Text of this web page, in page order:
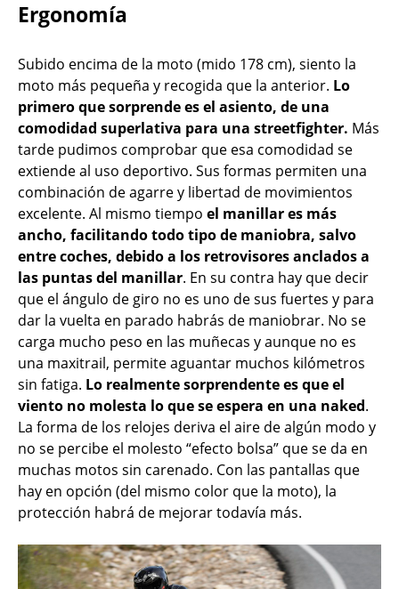
Ergonomía
Subido encima de la moto (mido 178 cm), siento la
moto más pequeña y recogida que la anterior. Lo
primero que sorprende es el asiento, de una
comodidad superlativa para una streetfighter. Más
tarde pudimos comprobar que esa comodidad se
extiende al uso deportivo. Sus formas permiten una
combinación de agarre y libertad de movimientos
excelente. Al mismo tiempo el manillar es más
ancho, facilitando todo tipo de maniobra, salvo
entre coches, debido a los retrovisores anclados a
las puntas del manillar. En su contra hay que decir
que el ángulo de giro no es uno de sus fuertes y para
dar la vuelta en parado habrás de maniobrar. No se
carga mucho peso en las muñecas y aunque no es
una maxitrail, permite aguantar muchos kilómetros
sin fatiga. Lo realmente sorprendente es que el
viento no molesta lo que se espera en una naked.
La forma de los relojes deriva el aire de algún modo y
no se percibe el molesto “efecto bolsa” que se da en
muchas motos sin carenado. Con las pantallas que
hay en opción (del mismo color que la moto), la
protección habrá de mejorar todavía más.